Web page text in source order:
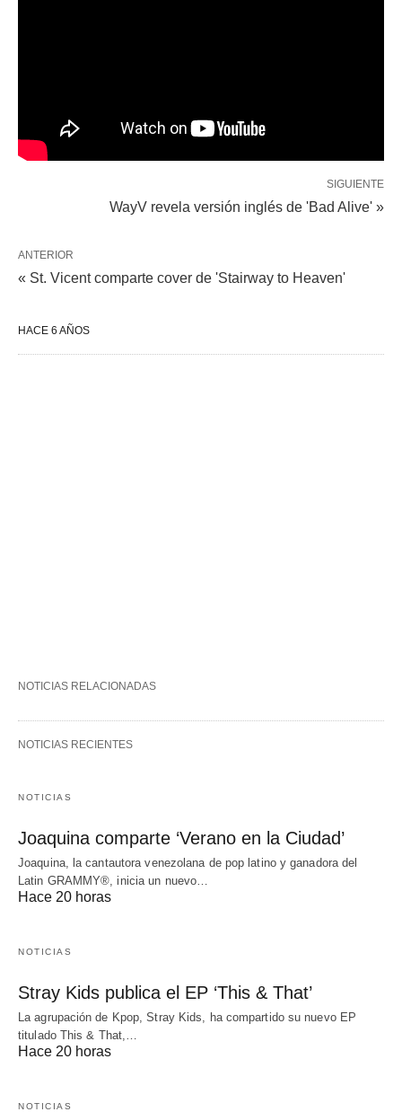
SIGUIENTE
WayV revela versión inglés de 'Bad Alive' »
ANTERIOR
« St. Vicent comparte cover de 'Stairway to Heaven'
HACE 6 AÑOS
NOTICIAS RELACIONADAS
NOTICIAS RECIENTES
NOTICIAS
Joaquina comparte ‘Verano en la Ciudad’
Joaquina, la cantautora venezolana de pop latino y ganadora del
Latin GRAMMY®, inicia un nuevo…
Hace 20 horas
NOTICIAS
Stray Kids publica el EP ‘This & That’
La agrupación de Kpop, Stray Kids, ha compartido su nuevo EP
titulado This & That,…
Hace 20 horas
NOTICIAS